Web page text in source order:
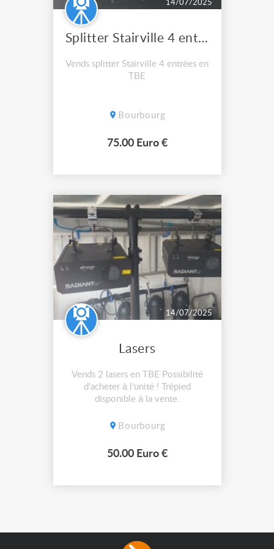
14/07/2025
Splitter Stairville 4 entrées
Vends splitter Stairville 4 entrées en
TBE
Bourbourg
75.00 Euro €
14/07/2025
Lasers
Vends 2 lasers en TBE Possibilité
d'acheter à l'unité ! Trépied
disponible à la vente.
Bourbourg
50.00 Euro €